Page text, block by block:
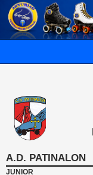
A.D. PATINALON
JUNIOR